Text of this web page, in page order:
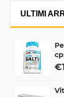
ULTIMI
€